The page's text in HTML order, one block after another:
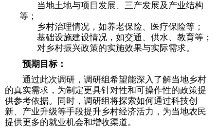
当地土地与项目发展、三产发展及产业结构
等；
乡村治理情况，如养老保险、医疗保险等；
基础设施建设情况，如交通、供水、教育等；
对乡村振兴政策的实施效果与实际需求。
预期目标：
通过此次调研，调研组希望能深入了解当地乡村
的真实需求，为制定更具针对性和可操作性的政策提
供参考依据。同时，调研组将探索如何通过科技创
新、产业升级等手段提升乡村经济活力，为当地农民
提供更多的就业机会和增收渠道。